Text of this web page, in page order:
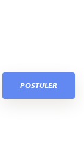
POSTULER